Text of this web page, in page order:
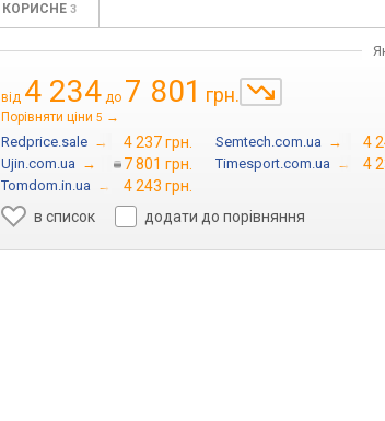
КОРИСНЕ 3
від 4 234 до 7 801 грн.
Порівняти ціни 5 →
Redprice.sale → 4 237 грн. Semtech.com.ua → 4
Ujin.com.ua → 7 801 грн. Timesport.com.ua → 4
Tomdom.in.ua →
4 243 грн.
в список
додати до порівняння